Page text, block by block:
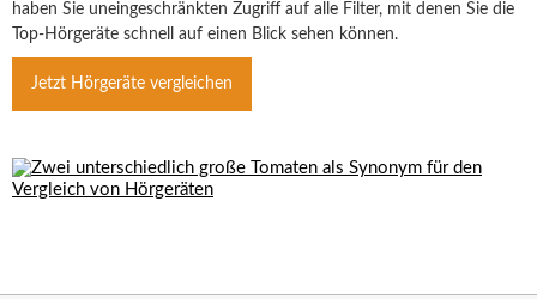
haben Sie uneingeschränkten Zugriff auf alle Filter, mit denen Sie die
Top-Hörgeräte schnell auf einen Blick sehen können.
Jetzt Hörgeräte vergleichen